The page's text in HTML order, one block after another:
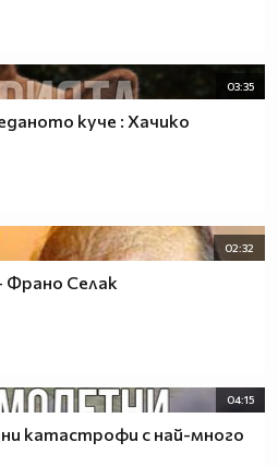
03:35
куче : Хачико
02:32
Селак
04:15
катастрофи с най-много